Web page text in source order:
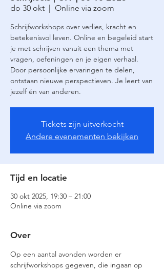
do 30 okt
  |
Online via zoom
Schrijfworkshops over verlies, kracht en
betekenisvol leven. Online en begeleid start
je met schrijven vanuit een thema met
vragen, oefeningen en je eigen verhaal.
Door persoonlijke ervaringen te delen,
ontstaan nieuwe perspectieven. Je leert van
jezelf én van anderen.
Tickets zijn uitverkocht
Andere evenementen bekijken
Tijd en locatie
30 okt 2025, 19:30 – 21:00
Online via zoom
Over
Op een aantal avonden worden er
schrijfworkshops gegeven, die ingaan op